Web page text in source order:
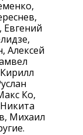
Евгений
Алексей
Ко,
Михаил